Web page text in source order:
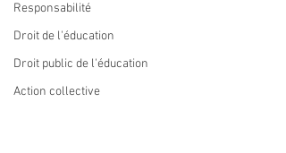
Responsabilité
Droit de l'éducation
Droit public de l'éducation
Action collective